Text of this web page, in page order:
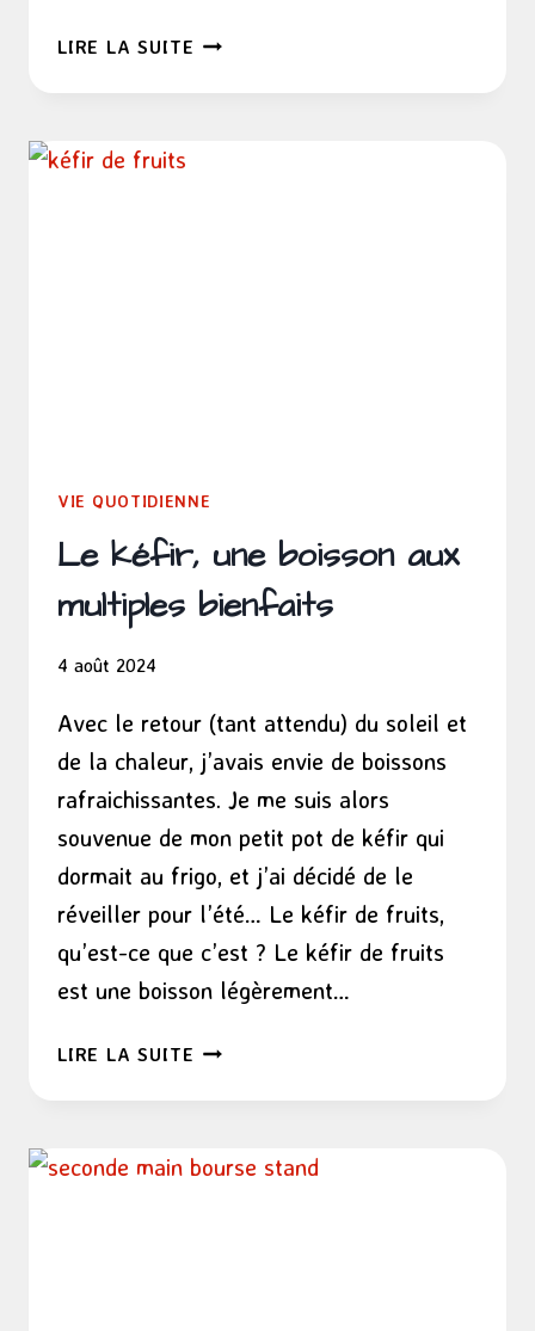
LIRE LA SUITE SAUVEZ-
UN
VIE QUOTIDIENNE
Le kéfir, une boisson aux
multiples bienfaits
4 août 2024
Avec le retour (tant attendu) du soleil et
de la chaleur, j’avais envie de boissons
rafraichissantes. Je me suis alors
souvenue de mon petit pot de kéfir qui
dormait au frigo, et j’ai décidé de le
réveiller pour l’été… Le kéfir de fruits,
qu’est-ce que c’est ? Le kéfir de fruits
est une boisson légèrement…
LIRE LA SUITE LE
UNE
AUX